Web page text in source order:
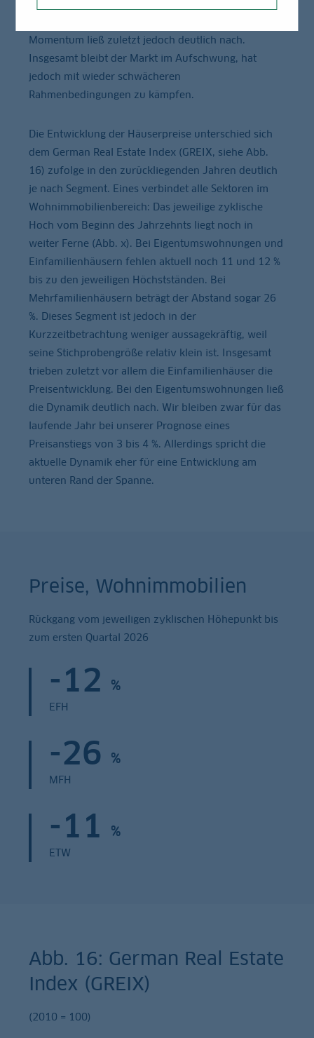
Momentum ließ zuletzt jedoch deutlich nach.
Insgesamt bleibt der Markt im Aufschwung, hat
jedoch mit wieder schwächeren
Rahmenbedingungen zu kämpfen.
Die Entwicklung der Häuserpreise unterschied sich
dem German Real Estate Index (GREIX, siehe Abb.
16) zufolge in den zurückliegenden Jahren deutlich
je nach Segment. Eines verbindet alle Sektoren im
Wohnimmobilienbereich: Das jeweilige zyklische
Hoch vom Beginn des Jahrzehnts liegt noch in
weiter Ferne (Abb. x). Bei Eigentumswohnungen und
Einfamilienhäusern fehlen aktuell noch 11 und 12 %
bis zu den jeweiligen Höchstständen. Bei
Mehrfamilienhäusern beträgt der Abstand sogar 26
%. Dieses Segment ist jedoch in der
Kurzzeitbetrachtung weniger aussagekräftig, weil
seine Stichprobengröße relativ klein ist. Insgesamt
trieben zuletzt vor allem die Einfamilienhäuser die
Preisentwicklung. Bei den Eigentumswohnungen ließ
die Dynamik deutlich nach. Wir bleiben zwar für das
laufende Jahr bei unserer Prognose eines
Preisanstiegs von 3 bis 4 %. Allerdings spricht die
aktuelle Dynamik eher für eine Entwicklung am
unteren Rand der Spanne.
Preise, Wohnimmobilien
Rückgang vom jeweiligen zyklischen Höhepunkt bis
zum ersten Quartal 2026
-12 %
EFH
-26 %
MFH
-11 %
ETW
Abb. 16: German Real Estate
Index (GREIX)
(2010 = 100)